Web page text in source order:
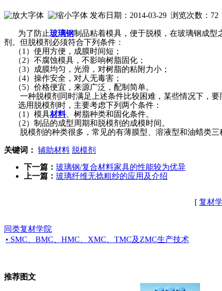
发布日期：2014-03-29 浏览次数： 72
为了防止玻璃钢制品粘着模具，便于脱模，在玻璃钢成
剂。但脱模剂必须符合下列条件：
（1）使用方便，成膜时间短；
（2）不腐蚀模具，不影响树脂固化；
（3）成膜均匀，光滑，对树脂的粘附力小；
（4）操作安全，对人无毒害；
（5）价格便宜，来源广泛，配制简单。
一种脱模剂同时满足上述条件比较困难，某些情况下，要
选用脱模剂时，主要考虑下列两个条件：
（1）模具材料、树脂种类和固化条件。
（2）制品的成型周期和脱模剂的成模时间。
脱模剂的种类很多，常见的有薄膜型、溶液型和油蜡类三
关键词： 辅助材料 脱模剂
下一篇： 玻璃钢/复合材料家具的性能较为优异
上一篇： 玻璃纤维无捻粗纱的应用及介绍
[ 复材
同类复材学院
• SMC、BMC、HMC、XMC、TMC及ZMC生产技术
推荐图文